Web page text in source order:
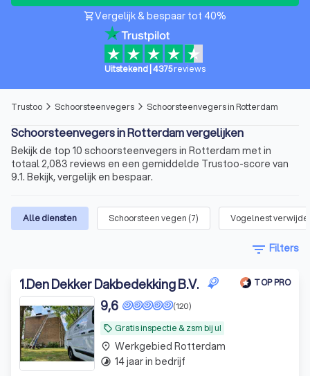
shopping_cartVergelijk & bespaar tot 40%
Uitstekend 4375reviews
Trustoo arrow_forward_ios Schoorsteenvegers arrow_forward_ios Schoorsteenvegers in Rotterdam
Schoorsteenvegers in Rotterdam vergelijken
Bekijk de top 10 schoorsteenvegers in Rotterdam met in
totaal 2,083 reviews en een gemiddelde Trustoo-score van
9.1. Bekijk, vergelijk en bespaar.
Alle diensten Schoorsteen vegen (7) Vogelnest
filter_list Filters
1.Den Dekker Dakbedekking B.V. TOP PRO
local_offer Gratis inspectie & zsm bij u!
(120)
9,6
place Werkgebied Rotterdam
timelapse 14 jaar in bedrijf